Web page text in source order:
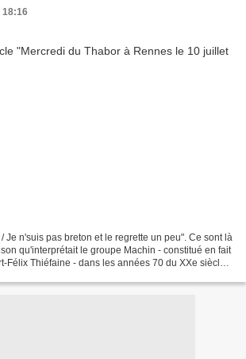
18:16
Je n'suis pas breton et le regrette un peu". Ce sont là
qu'interprétait le groupe Machin - constitué en fait
Félix Thiéfaine - dans les années 70 du XXe siècle.